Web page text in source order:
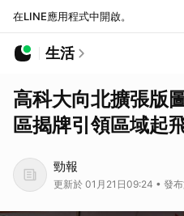
在LINE應用程式中開啟。
生活
高科大向北擴張版
區揭牌引領區域起
勁報
更新於 01月21日09:24 • 發